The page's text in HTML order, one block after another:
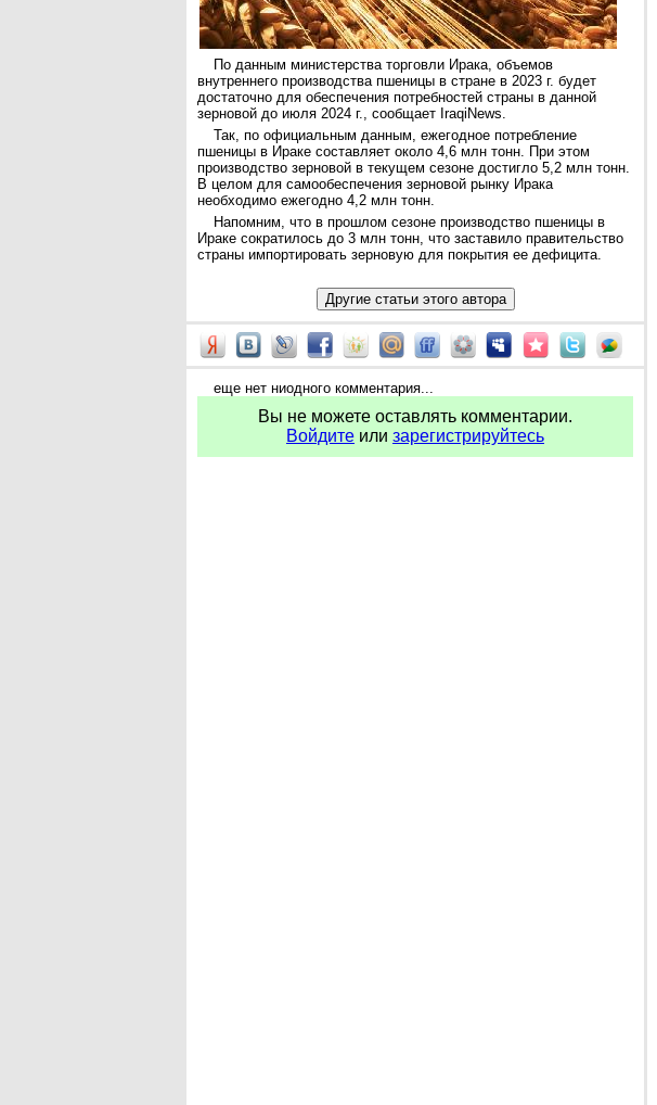
По данным министерства торговли Ирака, объемов
внутреннего производства пшеницы в стране в 2023 г. будет
достаточно для обеспечения потребностей страны в данной
зерновой до июля 2024 г., сообщает IraqiNews.
Так, по официальным данным, ежегодное потребление
пшеницы в Ираке составляет около 4,6 млн тонн. При этом
производство зерновой в текущем сезоне достигло 5,2 млн тонн.
В целом для самообеспечения зерновой рынку Ирака
необходимо ежегодно 4,2 млн тонн.
Напомним, что в прошлом сезоне производство пшеницы в
Ираке сократилось до 3 млн тонн, что заставило правительство
страны импортировать зерновую для покрытия ее дефицита.
еще нет ниодного комментария...
Вы не можете оставлять комментарии.
Войдите или зарегистрируйтесь